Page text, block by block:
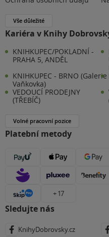
Vše důležité
Kariéra v Knihy
KNIHKUPEC/POKLADNÍ -
PRAHA 5, ANDĚL
KNIHKUPEC - BRNO (Galerie
Vaňkovka)
VEDOUCÍ PRODEJNY
(TŘEBÍČ)
Volné pracovní pozice
Platební metody
+ 17
Sledujte nás
KnihyDobrovsky.cz